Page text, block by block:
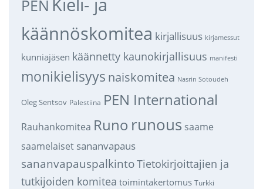
PEN
käännöskomitea kirjallisuus kirjamessut
kunniajäsen käännetty kaunokirjallisuus manifesti
monikielisyys naiskomitea Nasrin Sotoudeh
Oleg Sentsov Palestiina PEN International
Rauhankomitea Runo runous saame
saamelaiset sananvapaus
sananvapauspalkintoTietokirjoittajien ja
tutkijoiden komitea toimintakertomus Turkki